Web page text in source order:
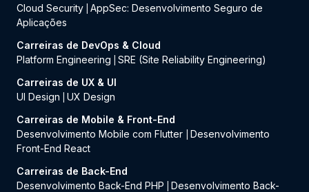
Cloud Security AppSec: Desenvolvimento Seguro de
Aplicações
Carreiras de DevOps & Cloud
Platform Engineering
SRE (Site Reliability Engineering)
Carreiras de UX & UI
UI Design
UX Design
Carreiras de Mobile & Front-End
Desenvolvimento Mobile com Flutter
Desenvolvimento
Front-End React
Carreiras de Back-End
Desenvolvimento Back-End PHP
Desenvolvimento Back-